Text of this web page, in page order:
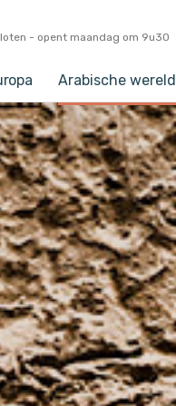
- opent maandag om 9u30
Arabische wereld